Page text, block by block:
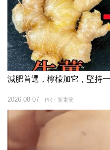
減肥首選，檸檬加它，堅持
PR・新素簡
2026-08-07